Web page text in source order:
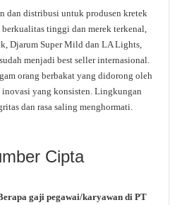
dan distribusi untuk produsen kretek
tinggi dan merek terkenal,
Djarum Super Mild dan LA Lights,
menjadi best seller internasional.
orang berbakat yang didorong oleh
yang konsisten. Lingkungan
dan rasa saling menghormati.
Cipta
gaji pegawai/karyawan di PT